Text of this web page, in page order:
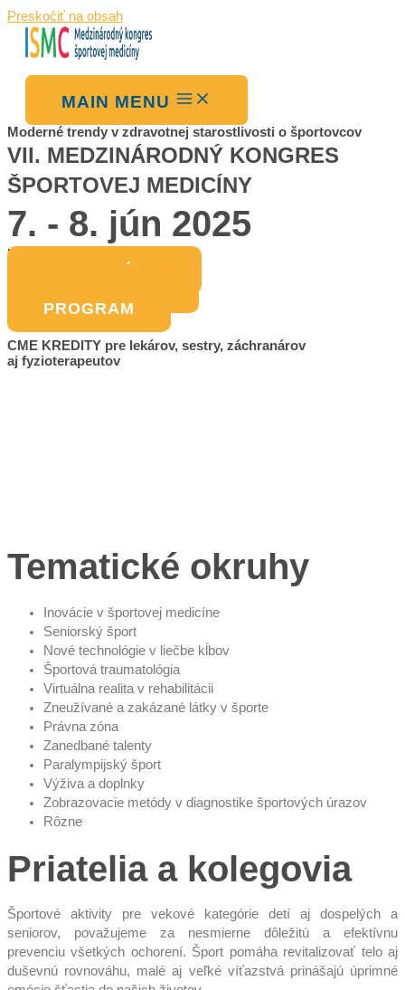
Preskočiť na obsah
MAIN MENU
Moderné trendy v zdravotnej starostlivosti o športovcov
VII. MEDZINÁRODNÝ KONGRES
ŠPORTOVEJ MEDICÍNY
7. - 8. jún 2025
Hotel SENEC, Slovensko
REGISTRÁCIA
PROGRAM
CME KREDITY pre lekárov, sestry, záchranárov
aj fyzioterapeutov
Tematické okruhy
Inovácie v športovej medicíne
Seniorský šport
Nové technológie v liečbe kĺbov
Športová traumatológia
Virtuálna realita v rehabilitácii
Zneužívané a zakázané látky v športe
Právna zóna
Zanedbané talenty
Paralympijský šport
Výživa a doplnky
Zobrazovacie metódy v diagnostike športových úrazov
Rôzne
Priatelia a kolegovia
Športové aktivity pre vekové kategórie detí aj dospelých a
seniorov, považujeme za nesmierne dôležitú a efektívnu
prevenciu všetkých ochorení. Šport pomáha revitalizovať telo aj
duševnú rovnováhu, malé aj veľké víťazstvá prinášajú úprimné